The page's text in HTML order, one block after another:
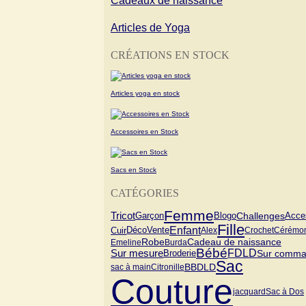
Articles de Yoga
CRÉATIONS EN STOCK
Articles yoga en stock
Accessoires en Stock
Sacs en Stock
CATÉGORIES
TricotGarçonFemmeBlogoChallenges
CuirDécoVenteEnfantAlexFilleCrochet
Emeline RobeBurdaCadeau de naissance
Sur mesureBroderieBébéFDLDSur
sac à mainCitronilleBBDLDSac
CouturejacquardSac à Dos